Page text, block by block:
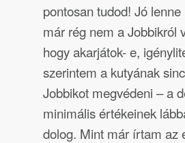
pontosan tudod! Jó
már rég nem a Jobbikról
hogy akarjátok- e,
szerintem a kutyának
Jobbikot megvédeni – a
minimális értékeinek
dolog. Mint már írtam az